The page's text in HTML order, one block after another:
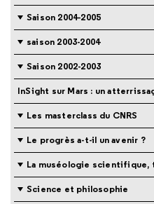
Saison 2004-2005
saison 2003-2004
Saison 2002-2003
InSight sur Mars : un
Les masterclass du CNRS
Le progrès a-t-il un avenir ?
La muséologie scientifique,
Science et philosophie